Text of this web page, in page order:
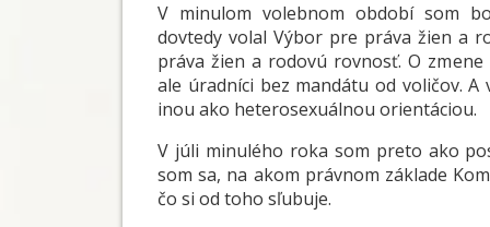
V minulom volebnom období som
dovtedy volal Výbor pre práva žien a
práva žien a rodovú rovnosť. O
ale úradníci bez mandátu od voličov.
inou ako heterosexuálnou orientáciou.
V júli minulého roka som preto ako
som sa, na akom právnom základe
čo si od toho sľubuje.